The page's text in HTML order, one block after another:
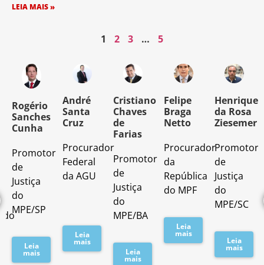
LEIA MAIS »
1 2 3 … 5
Rogério
Sanches
Cunha
Promotor
de
Justiça
do
MPE/SP
Leia
mais
André
Santa
Cruz
Procurador
Federal
da AGU
Leia
mais
Cristiano
Chaves
de
Farias
Promotor
de
Justiça
do
MPE/BA
Leia
mais
Felipe
Braga
Netto
Procurador
da
República
do MPF
Leia
mais
Henrique
da Rosa
Ziesemer
Promotor
de
Justiça
do
MPE/SC
Leia
mais